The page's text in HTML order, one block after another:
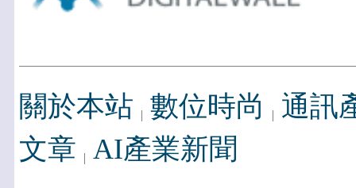
關於本站 數位時尚
通訊
文章 AI產業新聞